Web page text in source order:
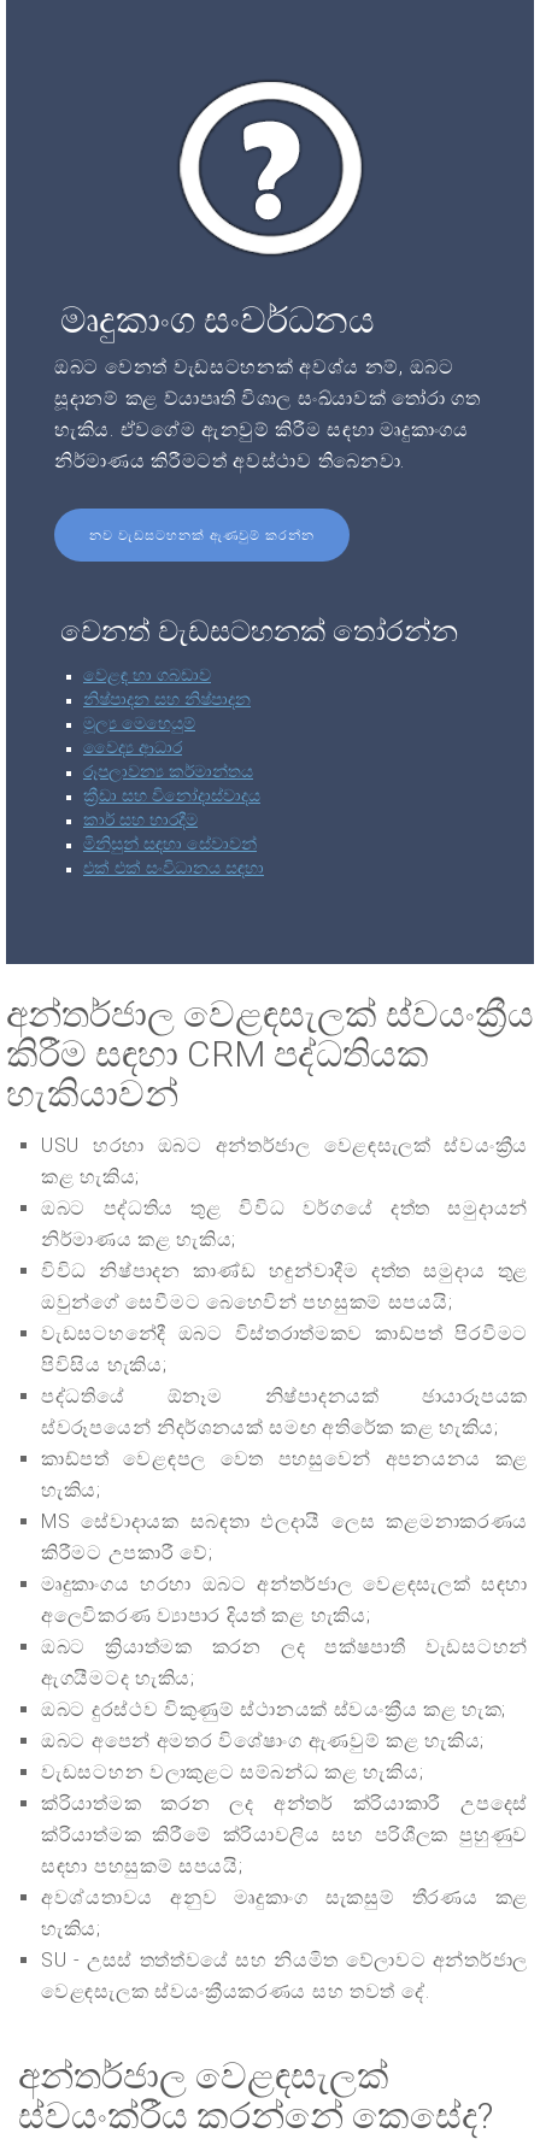
මෘදුකාංග සංවර්ධනය
ඔබට වෙනත් වැඩසටහනක් අවශ්ය නම්, ඔබට
සූදානම් කළ ව්යාපෘති විශාල සංඛ්යාවක් තෝරා ගත
හැකිය. ඒවගේම ඇනවුම් කිරීම සඳහා මෘදුකාංගය
නිර්මාණය කිරීමටත් අවස්ථාව තිබෙනවා.
නව වැඩසටහනක් ඇණවුම් කරන්න
වෙනත් වැඩසටහනක් තෝරන්න
වෙළඳ හා ගබඩාව
නිෂ්පාදන සහ නිෂ්පාදන
මූල්‍ය මෙහෙයුම්
වෛද්‍ය ආධාර
රූපලාවන්‍ය කර්මාන්තය
ක්‍රීඩා සහ විනෝදාස්වාදය
කාර් සහ භාරදීම
මිනිසුන් සඳහා සේවාවන්
එක් එක් සංවිධානය සඳහා
අන්තර්ජාල වෙළඳසැලක් ස්වයංක්‍රීය
කිරීම සඳහා CRM පද්ධතියක
හැකියාවන්
USU හරහා ඔබට අන්තර්ජාල වෙළඳසැලක් ස්වයංක්‍රීය
කළ හැකිය;
ඔබට පද්ධතිය තුළ විවිධ වර්ගයේ දත්ත සමුදායන්
නිර්මාණය කළ හැකිය;
විවිධ නිෂ්පාදන කාණ්ඩ හඳුන්වාදීම දත්ත සමුදාය තුළ
ඔවුන්ගේ සෙවීමට බෙහෙවින් පහසුකම් සපයයි;
වැඩසටහනේදී ඔබට විස්තරාත්මකව කාඩ්පත් පිරවීමට
පිවිසිය හැකිය;
පද්ධතියේ ඕනෑම නිෂ්පාදනයක් ඡායාරූපයක
ස්වරූපයෙන් නිදර්ශනයක් සමඟ අතිරේක කළ හැකිය;
කාඩ්පත් වෙළඳපල වෙත පහසුවෙන් අපනයනය කළ
හැකිය;
MS සේවාදායක සබඳතා ඵලදායී ලෙස කළමනාකරණය
කිරීමට උපකාරී වේ;
මෘදුකාංගය හරහා ඔබට අන්තර්ජාල වෙළඳසැලක් සඳහා
අලෙවිකරණ ව්‍යාපාර දියත් කළ හැකිය;
ඔබට ක්‍රියාත්මක කරන ලද පක්ෂපාතී වැඩසටහන්
ඇගයීමටද හැකිය;
ඔබට දුරස්ථව විකුණුම් ස්ථානයක් ස්වයංක්‍රීය කළ හැක;
ඔබට අපෙන් අමතර විශේෂාංග ඇණවුම් කළ හැකිය;
වැඩසටහන වලාකුළට සම්බන්ධ කළ හැකිය;
ක්රියාත්මක කරන ලද අන්තර් ක්රියාකාරී උපදෙස්
ක්රියාත්මක කිරීමේ ක්රියාවලිය සහ පරිශීලක පුහුණුව
සඳහා පහසුකම් සපයයි;
අවශ්යතාවය අනුව මෘදුකාංග සැකසුම් තීරණය කළ
හැකිය;
SU - උසස් තත්ත්වයේ සහ නියමිත වේලාවට අන්තර්ජාල
වෙළඳසැලක ස්වයංක්‍රීයකරණය සහ තවත් දේ.
අන්තර්ජාල වෙළඳසැලක්
ස්වයංක්රීය කරන්නේ කෙසේද?